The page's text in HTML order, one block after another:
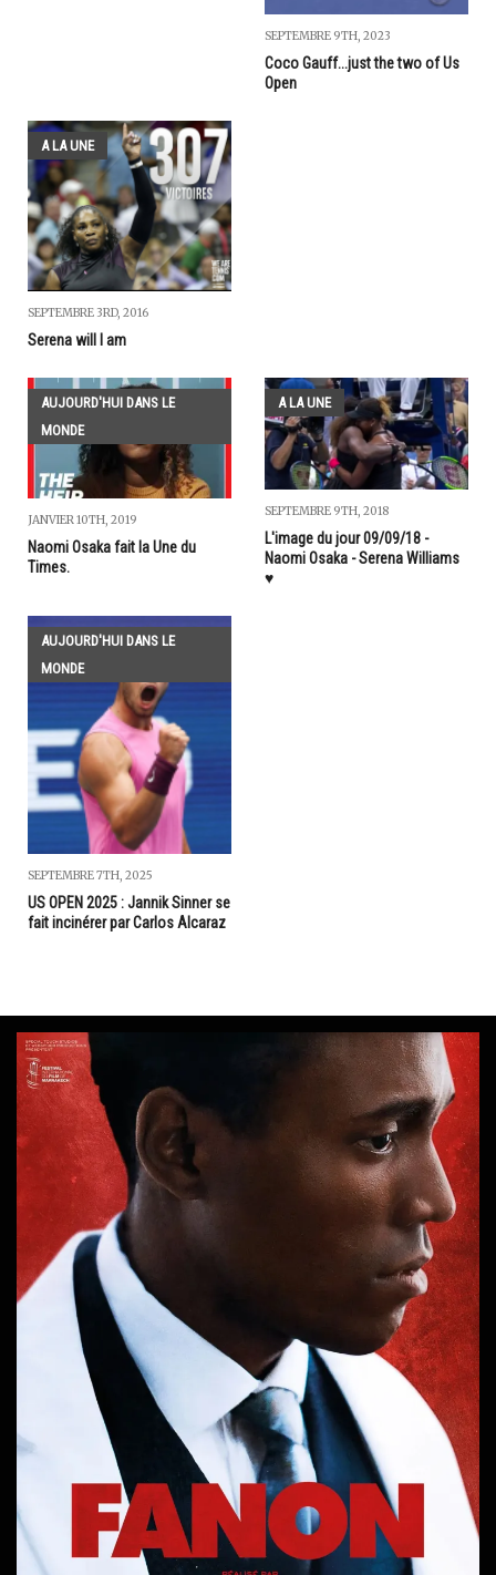
SEPTEMBRE 9TH, 2023
Coco Gauff...just the two of Us
Open
A LA UNE
SEPTEMBRE 3RD, 2016
Serena will I am
AUJOURD'HUI DANS LE
MONDE
JANVIER 10TH, 2019
Naomi Osaka fait la Une du
Times.
A LA UNE
SEPTEMBRE 9TH, 2018
L'image du jour 09/09/18 -
Naomi Osaka - Serena Williams
♥️
AUJOURD'HUI DANS LE
MONDE
SEPTEMBRE 7TH, 2025
US OPEN 2025 : Jannik Sinner se
fait incinérer par Carlos Alcaraz